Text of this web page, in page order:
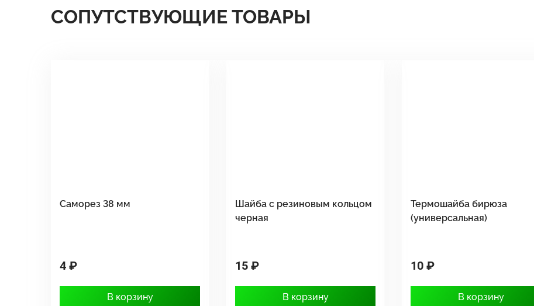
СОПУТСТВУЮЩИЕ ТОВАРЫ
Саморез 38 мм
4 ₽
В корзину
Шайба с резиновым кольцом
черная
15 ₽
В корзину
Термошайба бирюза
(универсальная)
10 ₽
В корзину